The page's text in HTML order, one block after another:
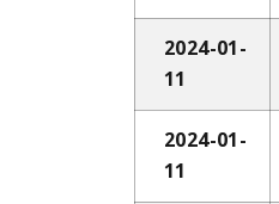
2024-01-
11
2024-01-
11